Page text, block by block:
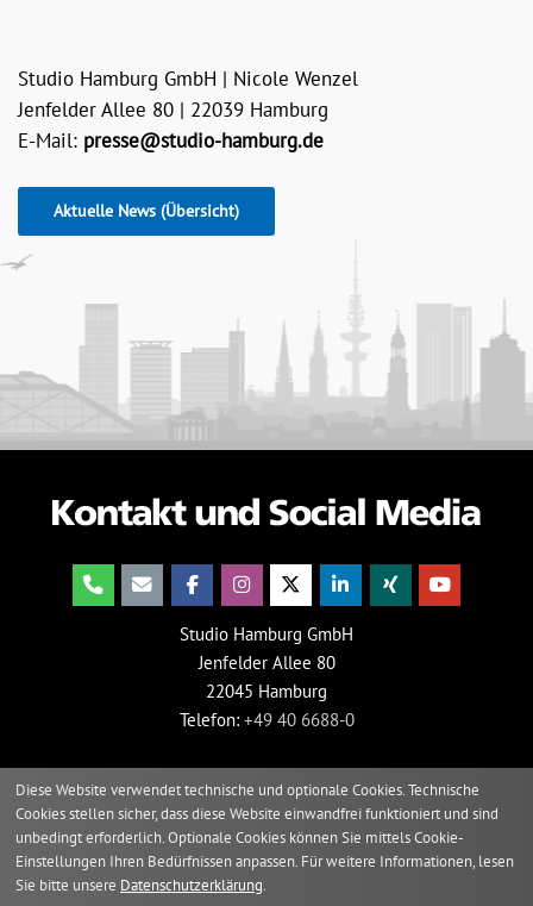
Studio Hamburg GmbH | Nicole Wenzel
Jenfelder Allee 80 | 22039 Hamburg
E-Mail: presse@studio-hamburg.de
Aktuelle News (Übersicht)
Studio Hamburg GmbH
Jenfelder Allee 80
22045 Hamburg
Telefon: +49 40 6688-0
Diese Website verwendet technische und optionale Cookies. Technische
Cookies stellen sicher, dass diese Website einwandfrei funktioniert und sind
unbedingt erforderlich. Optionale Cookies können Sie mittels Cookie-
Einstellungen Ihren Bedürfnissen anpassen. Für weitere Informationen, lesen
Sie bitte unsere Datenschutzerklärung.